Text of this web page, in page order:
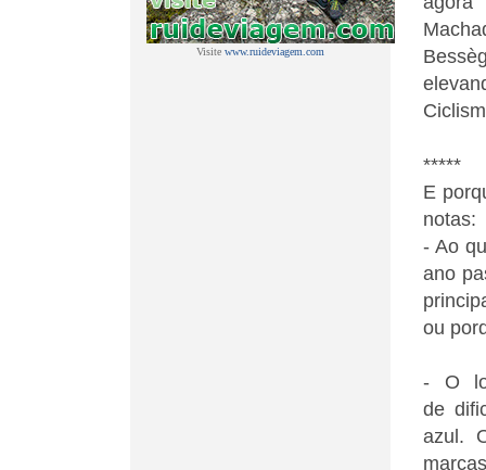
*****
E
notas:
- Ao
ano
ou
- O
de
azul.
Visite www.ruideviagem.com